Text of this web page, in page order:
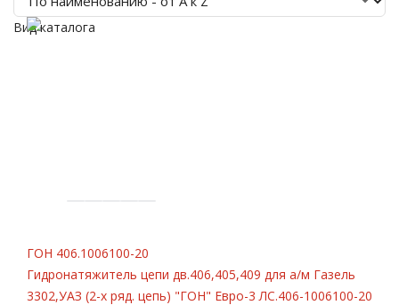
Вид каталога
ГОН 406.1006100-20
Гидронатяжитель цепи дв.406,405,409 для а/м Газель
3302,УАЗ (2-х ряд. цепь) "ГОН" Евро-3 ЛС.406-1006100-20